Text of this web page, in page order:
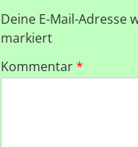
Deine E-Mail-
markiert
Kommentar*